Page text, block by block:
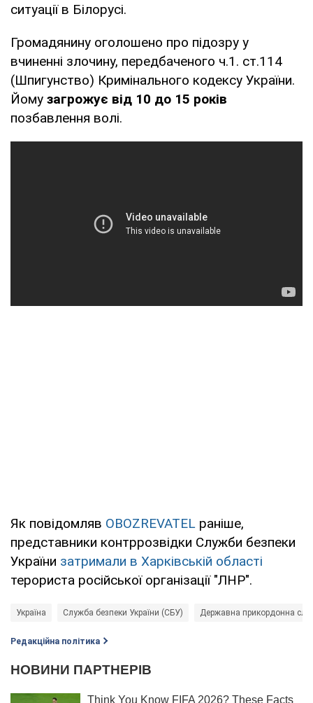
ситуації в Білорусі.
Громадянину оголошено про підозру у
вчиненні злочину, передбаченого ч.1. ст.114
(Шпигунство) Кримінального кодексу України.
Йому загрожує від 10 до 15 років
позбавлення волі.
Як повідомляв OBOZREVATEL раніше,
представники контррозвідки Служби безпеки
України затримали в Харківській області
терориста російської організації "ЛНР".
Україна Служба безпеки України (СБУ) Державна прикордонна
Редакційна політика